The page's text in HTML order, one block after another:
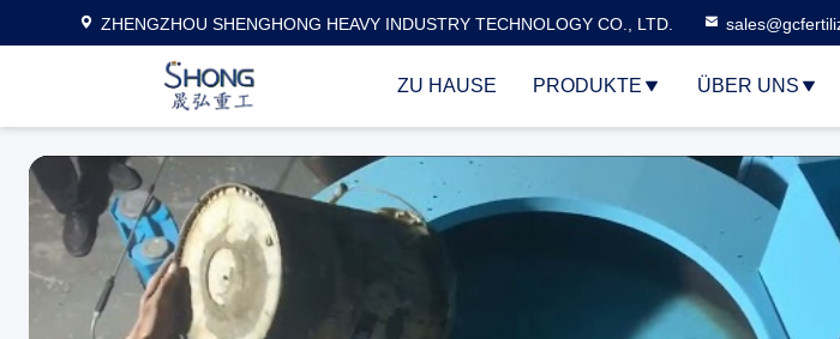
ZHENGZHOU SHENGHONG HEAVY INDUSTRY TECHNOLOGY CO., LTD.
ZU HAUSE PRODUKTE ÜBER UNS